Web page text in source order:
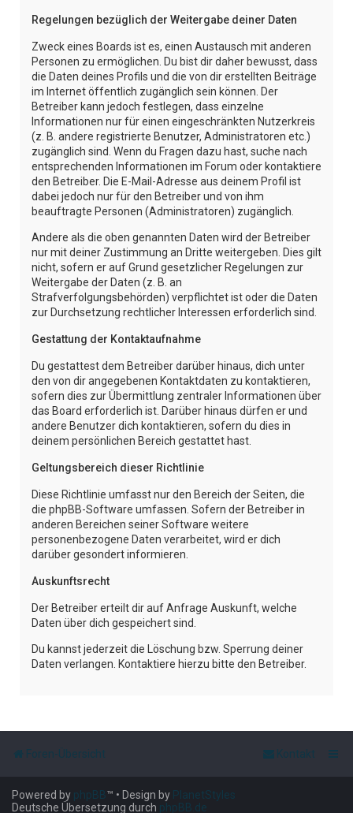
Regelungen bezüglich der Weitergabe deiner Daten
Zweck eines Boards ist es, einen Austausch mit anderen
Personen zu ermöglichen. Du bist dir daher bewusst, dass
die Daten deines Profils und die von dir erstellten Beiträge
im Internet öffentlich zugänglich sein können. Der
Betreiber kann jedoch festlegen, dass einzelne
Informationen nur für einen eingeschränkten Nutzerkreis
(z. B. andere registrierte Benutzer, Administratoren etc.)
zugänglich sind. Wenn du Fragen dazu hast, suche nach
entsprechenden Informationen im Forum oder kontaktiere
den Betreiber. Die E-Mail-Adresse aus deinem Profil ist
dabei jedoch nur für den Betreiber und von ihm
beauftragte Personen (Administratoren) zugänglich.
Andere als die oben genannten Daten wird der Betreiber
nur mit deiner Zustimmung an Dritte weitergeben. Dies gilt
nicht, sofern er auf Grund gesetzlicher Regelungen zur
Weitergabe der Daten (z. B. an
Strafverfolgungsbehörden) verpflichtet ist oder die Daten
zur Durchsetzung rechtlicher Interessen erforderlich sind.
Gestattung der Kontaktaufnahme
Du gestattest dem Betreiber darüber hinaus, dich unter
den von dir angegebenen Kontaktdaten zu kontaktieren,
sofern dies zur Übermittlung zentraler Informationen über
das Board erforderlich ist. Darüber hinaus dürfen er und
andere Benutzer dich kontaktieren, sofern du dies in
deinem persönlichen Bereich gestattet hast.
Geltungsbereich dieser Richtlinie
Diese Richtlinie umfasst nur den Bereich der Seiten, die
die phpBB-Software umfassen. Sofern der Betreiber in
anderen Bereichen seiner Software weitere
personenbezogene Daten verarbeitet, wird er dich
darüber gesondert informieren.
Auskunftsrecht
Der Betreiber erteilt dir auf Anfrage Auskunft, welche
Daten über dich gespeichert sind.
Du kannst jederzeit die Löschung bzw. Sperrung deiner
Daten verlangen. Kontaktiere hierzu bitte den Betreiber.
Foren-Übersicht Kontakt
Powered by phpBB™ • Design by PlanetStyles
Deutsche Übersetzung durch phpBB.de